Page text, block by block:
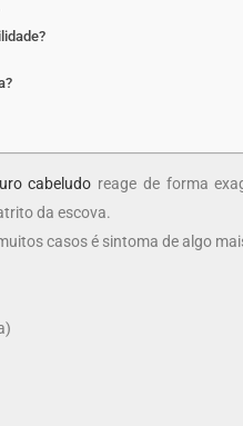
cabeludo reage de forma
da escova.
casos é sintoma de algo